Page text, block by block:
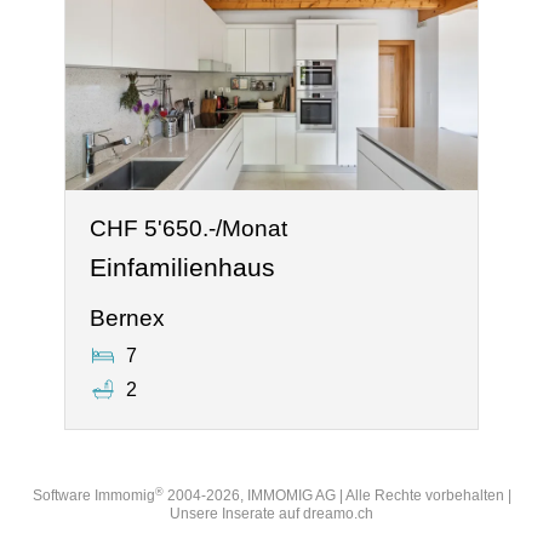
CHF 5'650.-/Monat
Einfamilienhaus
Bernex
7
2
Software Immomig®2004-2026, IMMOMIG AG | Alle Rechte vorbehalten |
Unsere Inserate aufdreamo.ch